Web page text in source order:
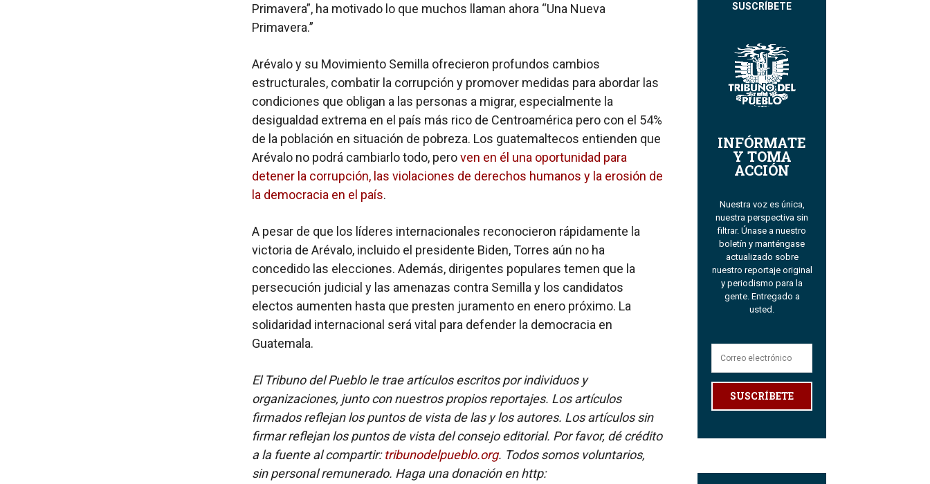
Primavera”, ha motivado lo que muchos llaman ahora “Una Nueva
Primavera.”
Arévalo y su Movimiento Semilla ofrecieron profundos cambios
estructurales, combatir la corrupción y promover medidas para abordar las
condiciones que obligan a las personas a migrar, especialmente la
desigualdad extrema en el país más rico de Centroamérica pero con el 54%
de la población en situación de pobreza. Los guatemaltecos entienden que
Arévalo no podrá cambiarlo todo, peroven en él una oportunidad para
detener la corrupción, las violaciones de derechos humanos y la erosión de
la democracia en el país.
A pesar de que los líderes internacionales reconocieron rápidamente la
victoria de Arévalo, incluido el presidente Biden, Torres aún no ha
concedido las elecciones. Además, dirigentes populares temen que la
persecución judicial y las amenazas contra Semilla y los candidatos
electos aumenten hasta que presten juramento en enero próximo. La
solidaridad internacional será vital para defender la democracia en
Guatemala.
El Tribuno del Pueblo le trae artículos escritos por individuos y
organizaciones, junto con nuestros propios reportajes. Los artículos
firmados reflejan los puntos de vista de las y los autores. Los artículos sin
firmar reflejan los puntos de vista del consejo editorial. Por favor, dé crédito
a la fuente al compartir:tribunodelpueblo.org. Todos somos voluntarios,
sin personal remunerado. Haga una donación en http:
SUSCRÍBETE
INFÓRMATE
Y TOMA
ACCIÓN
Nuestra voz es única,
nuestra perspectiva sin
filtrar. Únase a nuestro
boletín y manténgase
actualizado sobre
nuestro reportaje original
y periodismo para la
gente. Entregado a
usted.
SUSCRÍBETE